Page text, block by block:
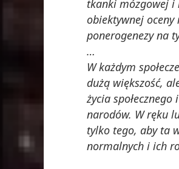
tkanki mózgowej i
obiektywnej
ponerogenezy na
…
W każdym
dużą większość,
życia
narodów. W ręku
tylko tego, aby ta
normalnych i ich